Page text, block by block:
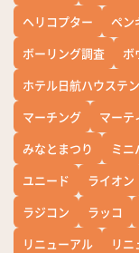
ヘリコプター
ペン
ボーリング調査
ボ
ホテル日航ハウステ
マーチング
マーテ
みなとまつり
ミニ
ユニード
ライオン
ラジコン
ラッコ
リニューアル
リニ